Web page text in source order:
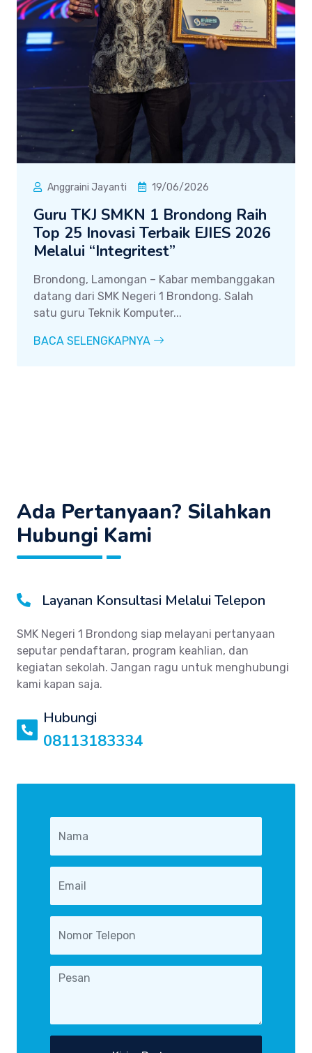
Anggraini Jayanti 19/06/2026
Guru TKJ SMKN 1 Brondong Raih
Top 25 Inovasi Terbaik EJIES 2026
Melalui “Integritest”
Brondong, Lamongan – Kabar membanggakan
datang dari SMK Negeri 1 Brondong. Salah
satu guru Teknik Komputer...
BACA SELENGKAPNYA
Ada Pertanyaan? Silahkan
Hubungi Kami
Layanan Konsultasi Melalui Telepon
SMK Negeri 1 Brondong siap melayani pertanyaan
seputar pendaftaran, program keahlian, dan
kegiatan sekolah. Jangan ragu untuk menghubungi
kami kapan saja.
Hubungi
08113183334